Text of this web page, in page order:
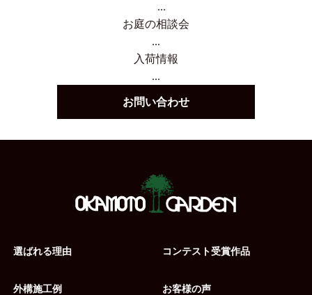
...
お庭の相談会
...
入荷情報
...
お問い合わせ
選ばれる理由
外構施工例
コンテスト受賞作品
お客様の声